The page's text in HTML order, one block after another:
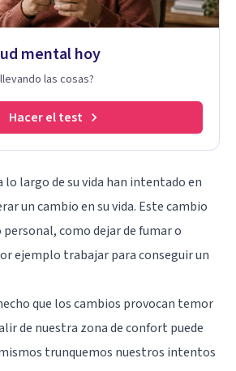
mental hoy
las cosas?
Hacer el test
lo largo de su vida han intentado en
un cambio en su vida. Este cambio
personal, como dejar de fumar o
ejemplo trabajar para conseguir un
que los cambios provocan temor
de nuestra zona de confort puede
trunquemos nuestros intentos